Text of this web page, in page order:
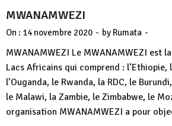
MWANAMWEZI
On : 14 novembre 2020 - by Rumata -
MWANAMWEZI Le MWANAMWEZI est
Lacs Africains qui comprend : l’Ethiopie,
l’Ouganda, le Rwanda, la RDC, le
le Malawi, la Zambie, le Zimbabwe, le
organisation MWANAMWEZI a pour